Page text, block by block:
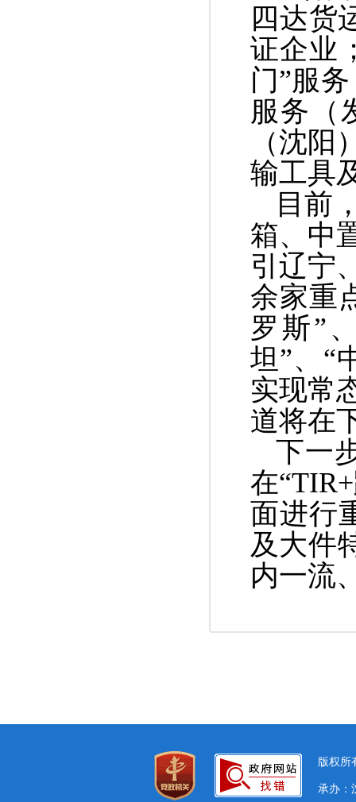
四达货
证企业
门”服务
服务（
（沈阳
输工具
目前
箱、中
引 辽宁
余家重
罗斯”
坦”、“
实现常
道将在
下一
在“TIR
面进行
及大件
内一流
版权所
承办：